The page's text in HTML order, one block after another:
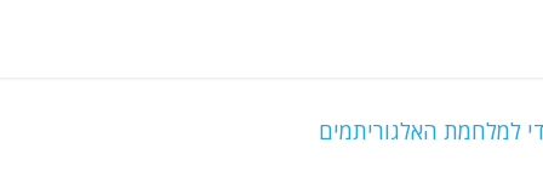
למלחמת האלגוריתמים